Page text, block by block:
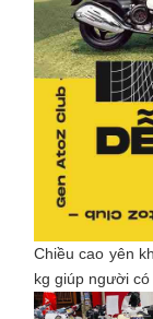
Chiều cao yên
kg giúp người